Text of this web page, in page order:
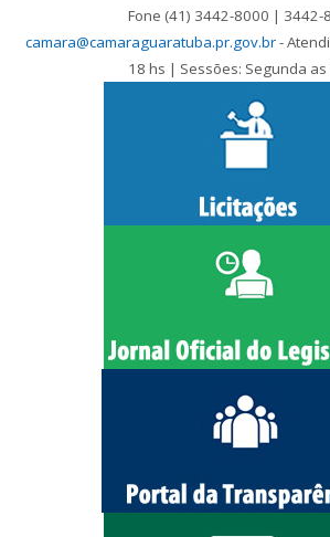
Fone (41) 3442-8000 | 3442-
camara@camaraguaratuba.pr.gov.br-
18 hs | Sessões: Segunda as